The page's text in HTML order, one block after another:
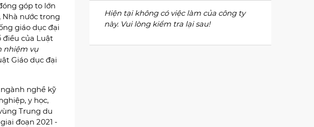
góp to lớn
nước trong
giáo dục đại
điều của Luật
nhiệm vụ
Giáo dục đại
nghề kỹ
y học,
Trung du
đoạn 2021 -
Hiện tại không có việc làm của công ty
này. Vui lòng kiểm tra lại sau!